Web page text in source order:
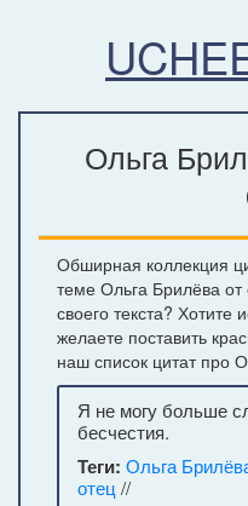
Ольга
Обширная коллекция
теме Ольга Брилёва
своего текста?
желаете поставить
наш список цитат про
Я не могу больше
бесчестия.
Теги: Ольга
отец //